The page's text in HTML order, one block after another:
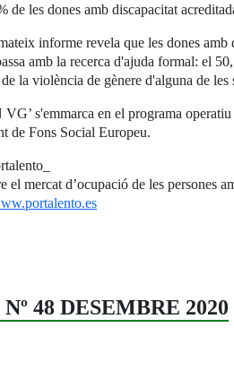
de les dones amb discapacitat
informe revela que les dones amb
amb la recerca d'ajuda formal: el
la violència de gènere d'alguna de
VG’ s'emmarca en el programa
de Fons Social Europeu.
el mercat d’ocupació de les persones
48 DESEMBRE 2020